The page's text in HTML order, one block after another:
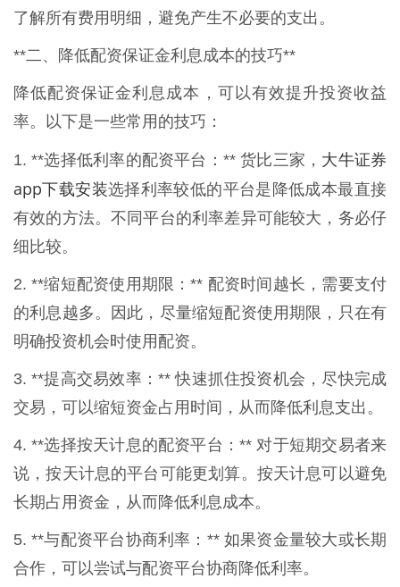
了解所有费用明细，避免产生不必要的支出。
**二、降低配资保证金利息成本的技巧**
降低配资保证金利息成本，可以有效提升投资收益
率。以下是一些常用的技巧：
1. **选择低利率的配资平台：** 货比三家， 大牛证券
app下载安装选择利率较低的平台是降低成本最直接
有效的方法。不同平台的利率差异可能较大，务必仔
细比较。
2. **缩短配资使用期限：** 配资时间越长，需要支付
的利息越多。因此，尽量缩短配资使用期限，只在有
明确投资机会时使用配资。
3. **提高交易效率：** 快速抓住投资机会，尽快完成
交易，可以缩短资金占用时间，从而降低利息支出。
4. **选择按天计息的配资平台：** 对于短期交易者来
说，按天计息的平台可能更划算。按天计息可以避免
长期占用资金，从而降低利息成本。
5. **与配资平台协商利率：** 如果资金量较大或长期
合作，可以尝试与配资平台协商降低利率。